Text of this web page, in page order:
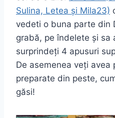
Sulina, Letea și Mila23)
vedeti o buna parte din
grabă, pe îndelete și sa
surprindeți 4 apusuri
De asemenea veți
preparate din peste,
găsi!